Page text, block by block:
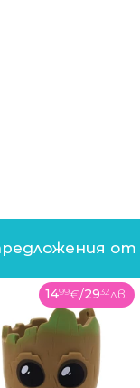
1499€/2932лв.